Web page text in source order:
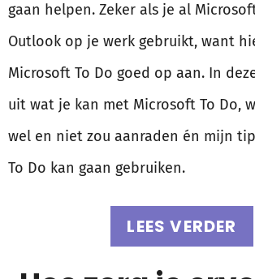
gaan helpen. Zeker als je al
Outlook op je werk gebruikt, want
Microsoft To Do goed op aan. In
uit wat je kan met Microsoft To Do,
wel en niet zou aanraden én mijn
To Do kan gaan gebruiken.
LEES VERDER